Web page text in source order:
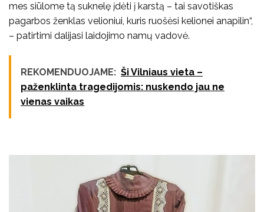
mes siūlome tą suknelę įdėti į karstą – tai savotiškas
pagarbos ženklas velioniui, kuris ruošėsi kelionei anapilin“,
– patirtimi dalijasi laidojimo namų vadovė.
REKOMENDUOJAME: Ši Vilniaus vieta –
paženklinta tragedijomis: nuskendo jau ne
vienas vaikas